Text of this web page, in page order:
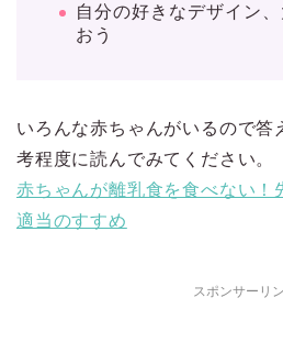
自分の好きなデザイン
おう
いろんな赤ちゃんがいるので答
考程度に読んでみてください。
赤ちゃんが離乳食を食べない！
適当のすすめ
スポンサーリ